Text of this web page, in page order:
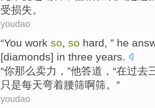
受损失。
youdao
“You work so, so hard, ” he
[diamonds] in three years.
“你那么卖力 ，”他答道 ，“在过去
只是每天弯着腰筛啊筛。”
youdao